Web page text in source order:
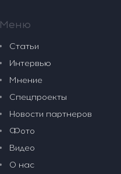
Меню
Статьи
Интервью
Мнение
Спецпроекты
Новости партнеров
Фото
Видео
О нас